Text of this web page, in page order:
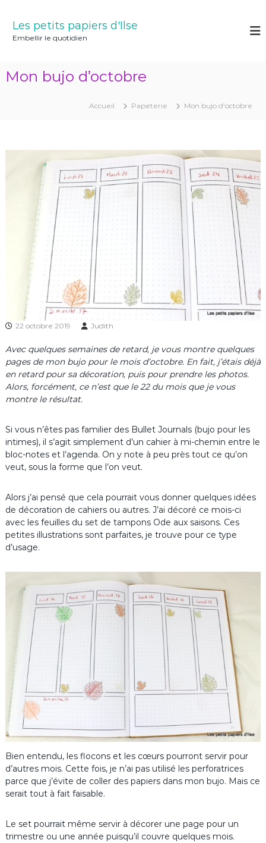
Les petits papiers d'Ilse
Embellir le quotidien
Mon bujo d’octobre
Accueil Papeterie Mon bujo d’octobre
22 octobre 2019 Judith
Avec quelques semaines de retard, je vous montre quelques
pages de mon bujo pour le mois d’octobre. En fait, j’étais déjà
en retard pour sa décoration, puis pour prendre les photos.
Alors, forcément, ce n’est que le 22 du mois que je vous
montre le résultat.
Si vous n’êtes pas familier des Bullet Journals (bujo pour les
intimes), il s’agit simplement d’un cahier à mi-chemin entre le
bloc-notes et l’agenda. On y note à peu près tout ce qu’on
veut, sous la forme que l’on veut.
Alors j’ai pensé que cela pourrait vous donner quelques idées
de décoration de cahiers ou autres. J’ai décoré ce mois-ci
avec les feuilles du set de tampons Ode aux saisons. Ces
petites illustrations sont parfaites, je trouve pour ce type
d’usage.
Bien entendu, les flocons et les cœurs pourront servir pour
d’autres mois. Cette fois, je n’ai pas utilisé les perforatrices
parce que j’évite de coller des papiers dans mon bujo. Mais ce
serait tout à fait faisable.
Le set pourrait même servir à décorer une page pour un
trimestre ou une année puisqu’il couvre quelques mois.